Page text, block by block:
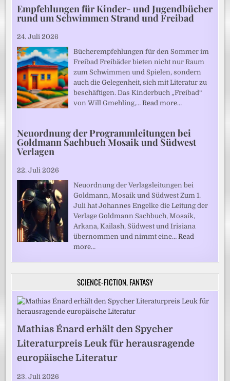
Empfehlungen für Kinder- und Jugendbücher
rund um Schwimmen Strand und Freibad
24. Juli 2026
Bücherempfehlungen für den Sommer im
Freibad Freibäder bieten nicht nur Raum
zum Schwimmen und Spielen, sondern
auch die Gelegenheit, sich mit Literatur zu
beschäftigen. Das Kinderbuch „Freibad“
von Will Gmehling,…Read more…
Neuordnung der Programmleitungen bei
Goldmann Sachbuch Mosaik und Südwest
Verlagen
22. Juli 2026
Neuordnung der Verlagsleitungen bei
Goldmann, Mosaik und Südwest Zum 1.
Juli hat Johannes Engelke die Leitung der
Verlage Goldmann Sachbuch, Mosaik,
Arkana, Kailash, Südwest und Irisiana
übernommen und nimmt eine…Read
more…
SCIENCE-FICTION, FANTASY
Mathias Énard erhält den Spycher
Literaturpreis Leuk für herausragende
europäische Literatur
23. Juli 2026